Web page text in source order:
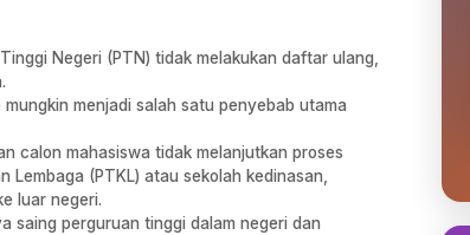
Negeri (PTN) tidak melakukan daftar ulang,
menjadi salah satu penyebab utama
calon mahasiswa tidak melanjutkan proses
(PTKL) atau sekolah kedinasan,
luar negeri.
saing perguruan tinggi dalam negeri dan